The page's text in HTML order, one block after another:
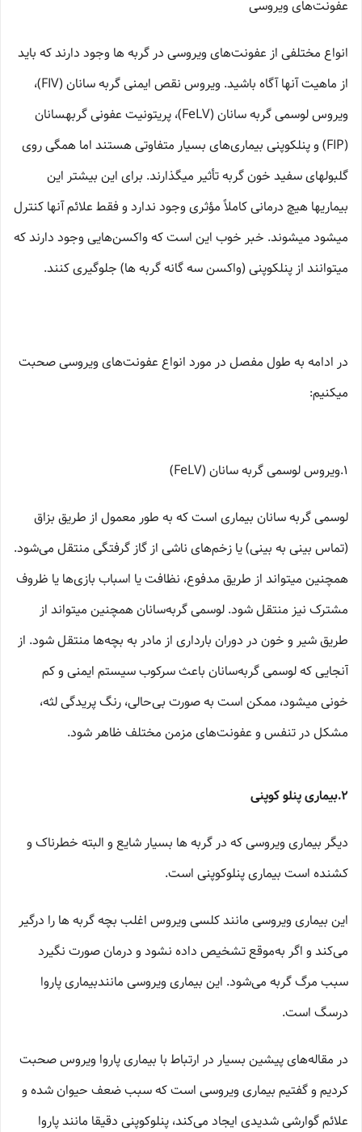
عفونت‌های ویروسی
انواع مختلفی از عفونت‌های ویروسی در گربه ها وجود دارند که باید
از ماهیت آنها آگاه باشید. ویروس نقص ایمنی گربه­ سانان (FIV)،
ویروس لوسمی گربه ­سانان (FeLV)، پریتونیت عفونی گربه­سانان
(FIP) و پنلکوپنی بیماری‌های بسیار متفاوتی هستند اما همگی روی
گلبولهای سفید خون گربه تأثیر میگذارند. برای این بیشتر این
بیماریها هیچ درمانی کاملاً مؤثری وجود ندارد و فقط علائم آنها کنترل
میشود میشوند. خبر خوب این است که واکسن‌هایی وجود دارند که
میتوانند از پنلکوپنی (واکسن سه­ گانه گربه ها) جلوگیری کنند.
در ادامه به طول مفصل در مورد انواع عفونت‌های ویروسی صحبت
میکنیم:
1.ویروس لوسمی گربه سانان (FeLV)
لوسمی گربه­ سانان بیماری است که به طور معمول از طریق بزاق
(تماس بینی به بینی) یا زخم‌های ناشی از گاز گرفتگی منتقل می‌شود.
همچنین میتواند از طریق مدفوع، نظافت یا اسباب بازی‌ها یا ظروف
مشترک نیز منتقل شود. لوسمی گربه‌­سانان همچنین میتواند از
طریق شیر و خون در دوران بارداری از مادر به بچه‌­ها منتقل شود. از
آنجایی که لوسمی گربه‌­سانان باعث سرکوب سیستم ایمنی و کم
خونی میشود، ممکن است به صورت بی‌حالی، رنگ پریدگی لثه،
مشکل در تنفس و عفونت‌های مزمن مختلف ظاهر شود.
۲.بیماری پنلو کوپنی
دیگر بیماری ویروسی که در گربه ها بسیار شایع و البته خطرناک و
کشنده است بیماری پنلوکوپنی است.
این بیماری ویروسی مانند کلسی ویروس اغلب بچه گربه ها را درگیر
می‌کند و اگر به‌موقع تشخیص داده نشود و درمان صورت نگیرد
سبب مرگ گربه می‌شود. این بیماری ویروسی مانندبیماری پاروا
درسگ است.
در مقاله‌های پیشین بسیار در ارتباط با بیماری پاروا ویروس صحبت
کردیم و گفتیم بیماری ویروسی است که سبب ضعف حیوان شده و
علائم گوارشی شدیدی ایجاد می‌کند، پنلوکوپنی دقیقا مانند پاروا